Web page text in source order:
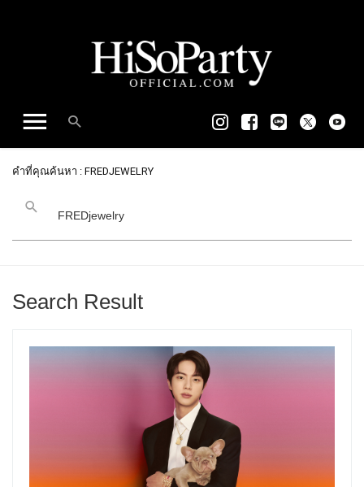
คำที่คุณค้นหา : FREDJEWELRY
Search Result